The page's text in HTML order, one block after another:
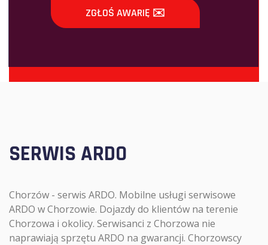
ZGŁOŚ AWARIĘ ✉️
SERWIS ARDO
Chorzów - serwis ARDO. Mobilne usługi serwisowe
ARDO w Chorzowie. Dojazdy do klientów na terenie
Chorzowa i okolicy. Serwisanci z Chorzowa nie
naprawiają sprzętu ARDO na gwarancji. Chorzowscy